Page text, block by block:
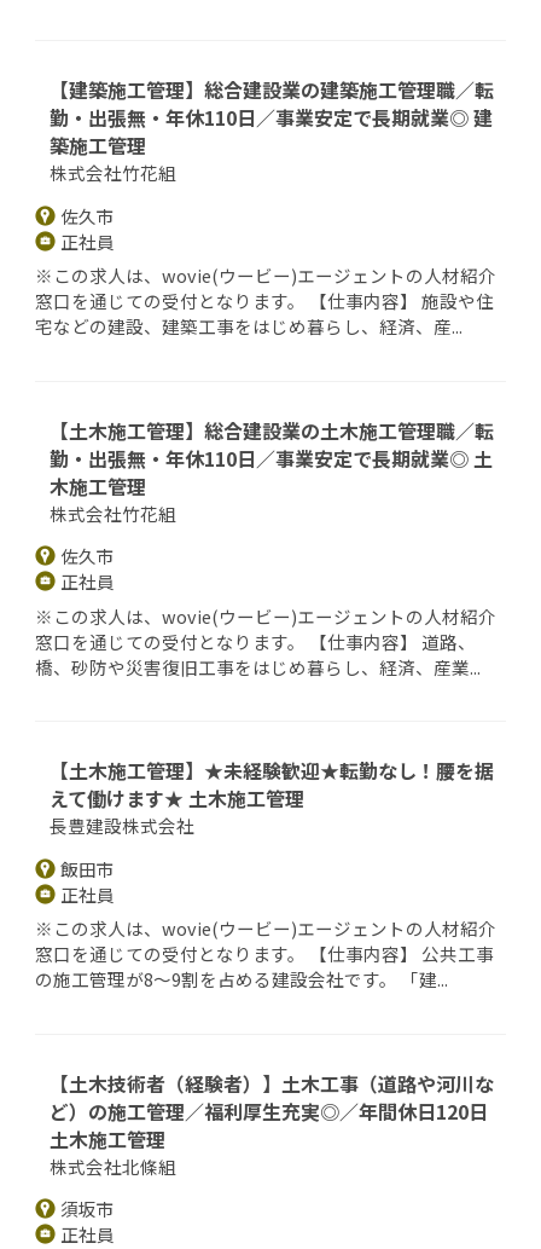
【建築施工管理】総合建設業の建築施工管理職／転
勤・出張無・年休110日／事業安定で長期就業◎ 建
築施工管理
株式会社竹花組
佐久市
正社員
※この求人は、wovie(ウービー)エージェントの人材紹介
窓口を通じての受付となります。 【仕事内容】 施設や住
宅などの建設、建築工事をはじめ暮らし、経済、産...
【土木施工管理】総合建設業の土木施工管理職／転
勤・出張無・年休110日／事業安定で長期就業◎ 土
木施工管理
株式会社竹花組
佐久市
正社員
※この求人は、wovie(ウービー)エージェントの人材紹介
窓口を通じての受付となります。 【仕事内容】 道路、
橋、砂防や災害復旧工事をはじめ暮らし、経済、産業...
【土木施工管理】★未経験歓迎★転勤なし！腰を据
えて働けます★ 土木施工管理
長豊建設株式会社
飯田市
正社員
※この求人は、wovie(ウービー)エージェントの人材紹介
窓口を通じての受付となります。 【仕事内容】 公共工事
の施工管理が8～9割を占める建設会社です。 「建...
【土木技術者（経験者）】土木工事（道路や河川な
ど）の施工管理／福利厚生充実◎／年間休日120日
土木施工管理
株式会社北條組
須坂市
正社員